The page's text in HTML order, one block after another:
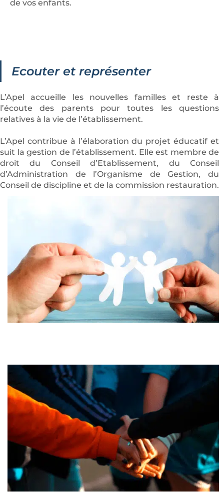
de vos enfants.
Ecouter et représenter
L’Apel accueille les nouvelles familles et reste à
l’écoute des parents pour toutes les questions
relatives à la vie de l’établissement.
L’Apel contribue à l’élaboration du projet éducatif et
suit la gestion de l’établissement. Elle est membre de
droit du Conseil d’Etablissement, du Conseil
d’Administration de l’Organisme de Gestion, du
Conseil de discipline et de la commission restauration.